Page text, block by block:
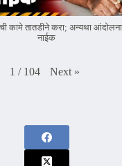
कामे तातडीने करा; अन्यथा
नाईक
1 / 104 Next »